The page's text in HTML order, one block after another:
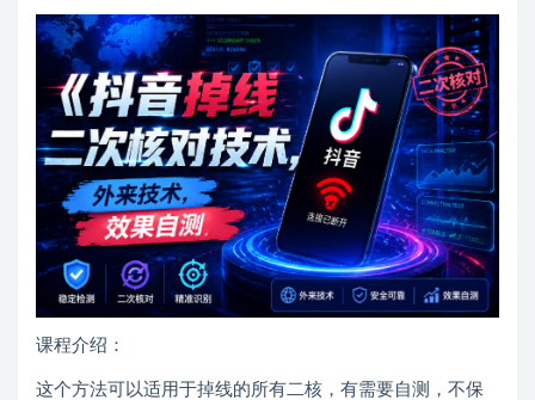
课程介绍：
这个方法可以适用于掉线的所有二核，有需要自测，不保